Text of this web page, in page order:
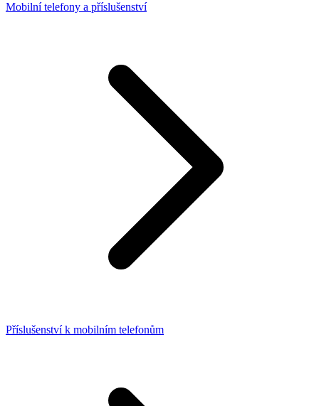
Mobilní telefony a příslušenství
Příslušenství k mobilním telefonům